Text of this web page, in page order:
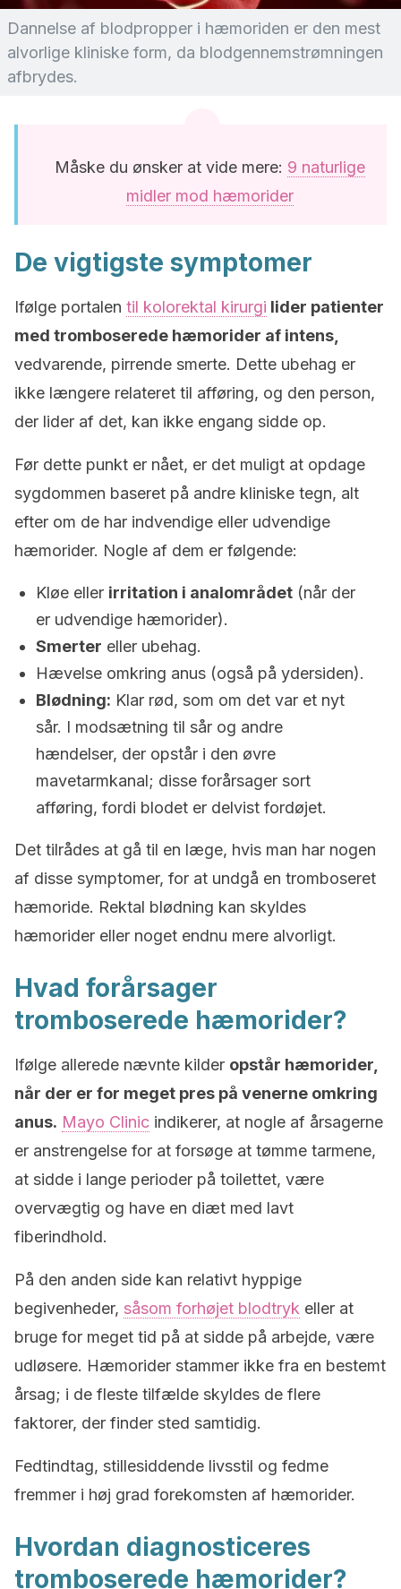
Dannelse af blodpropper i hæmoriden er den mest
alvorlige kliniske form, da blodgennemstrømningen
afbrydes.
Måske du ønsker at vide mere: 9 naturlige
midler mod hæmorider
De vigtigste symptomer
Ifølge portalen til kolorektal kirurgi lider patienter
med tromboserede hæmorider af intens,
vedvarende, pirrende smerte. Dette ubehag er
ikke længere relateret til afføring, og den person,
der lider af det, kan ikke engang sidde op.
Før dette punkt er nået, er det muligt at opdage
sygdommen baseret på andre kliniske tegn, alt
efter om de har indvendige eller udvendige
hæmorider. Nogle af dem er følgende:
Kløe eller irritation i analområdet (når der
er udvendige hæmorider).
Smerter eller ubehag.
Hævelse omkring anus (også på ydersiden).
Blødning: Klar rød, som om det var et nyt
sår. I modsætning til sår og andre
hændelser, der opstår i den øvre
mavetarmkanal; disse forårsager sort
afføring, fordi blodet er delvist fordøjet.
Det tilrådes at gå til en læge, hvis man har nogen
af disse symptomer, for at undgå en tromboseret
hæmoride. Rektal blødning kan skyldes
hæmorider eller noget endnu mere alvorligt.
Hvad forårsager
tromboserede hæmorider?
Ifølge allerede nævnte kilder opstår hæmorider,
når der er for meget pres på venerne omkring
anus. Mayo Clinic indikerer, at nogle af årsagerne
er anstrengelse for at forsøge at tømme tarmene,
at sidde i lange perioder på toilettet, være
overvægtig og have en diæt med lavt
fiberindhold.
På den anden side kan relativt hyppige
begivenheder, såsom forhøjet blodtryk eller at
bruge for meget tid på at sidde på arbejde, være
udløsere. Hæmorider stammer ikke fra en bestemt
årsag; i de fleste tilfælde skyldes de flere
faktorer, der finder sted samtidig.
Fedtindtag, stillesiddende livsstil og fedme
fremmer i høj grad forekomsten af hæmorider.
Hvordan diagnosticeres
tromboserede hæmorider?